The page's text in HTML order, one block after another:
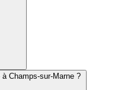
Champs-sur-Marne ?